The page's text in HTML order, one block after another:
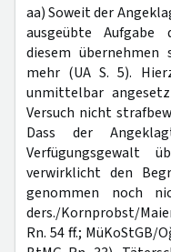
aa) Soweit der
ausgeübte Aufgabe
diesem
mehr (UA S. 5).
unmittelbar
Versuch nicht
Dass der
Verfügungsgewalt
verwirklicht den
genommen noch
ders./Kornprobst/
Rn. 54 ff.; MüKoStGB/